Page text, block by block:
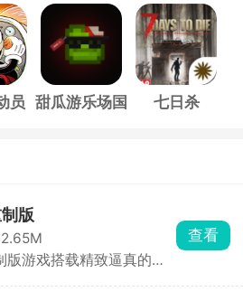
员
甜瓜游乐场国
七日杀
版
版游戏搭载精致逼真的全
查看